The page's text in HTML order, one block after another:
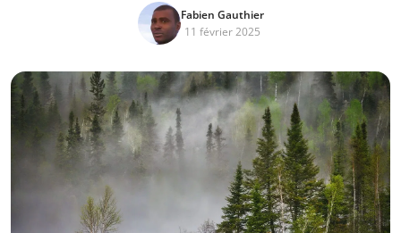
Fabien Gauthier
11 février 2025